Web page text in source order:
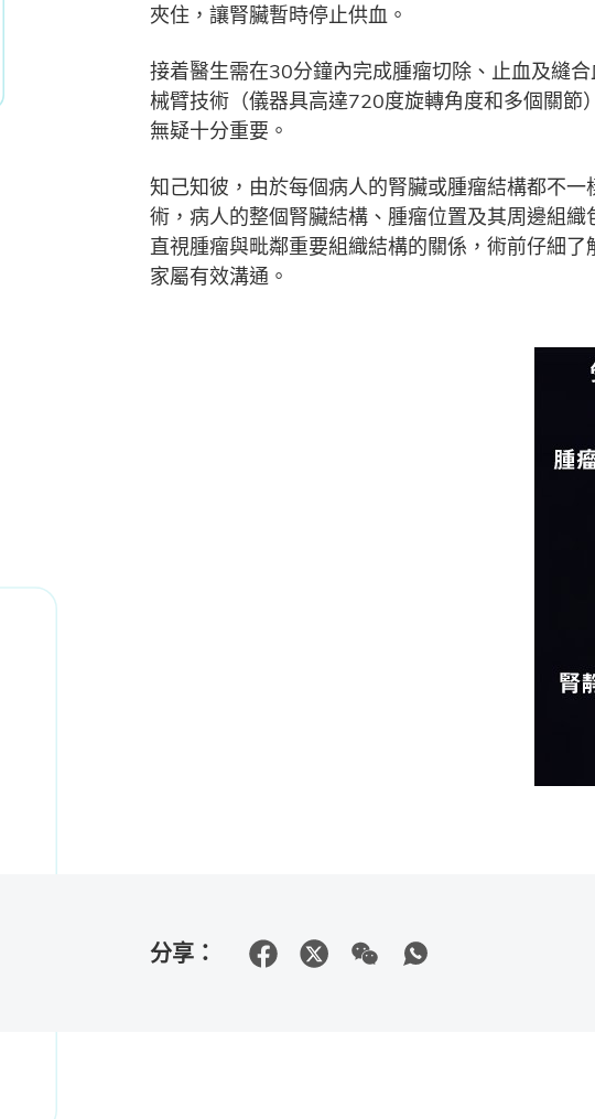
夾住，讓腎臟暫時停止供血。
接着醫生需在30分鐘內完成腫瘤切除、止血及縫
械臂技術（儀器具高達720度旋轉角度和多個關
無疑十分重要。
知己知彼，由於每個病人的腎臟或腫瘤結構都不
術，病人的整個腎臟結構、腫瘤位置及其周邊組
直視腫瘤與毗鄰重要組織結構的關係，術前仔細
家屬有效溝通。
分享：